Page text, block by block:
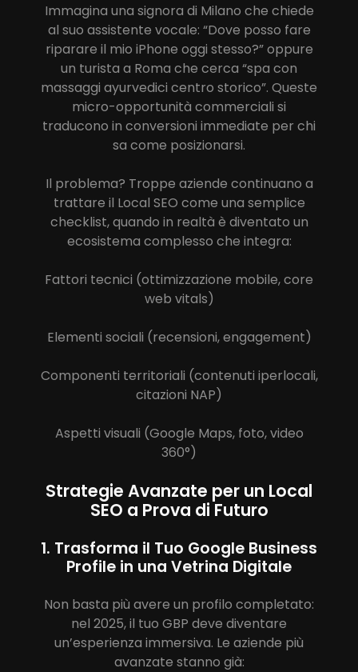
Immagina una signora di Milano che chiede
al suo assistente vocale: “Dove posso fare
riparare il mio iPhone oggi stesso?” oppure
un turista a Roma che cerca “spa con
massaggi ayurvedici centro storico”. Queste
micro-opportunità commerciali si
traducono in conversioni immediate per chi
sa come posizionarsi.
Il problema? Troppe aziende continuano a
trattare il Local SEO come una semplice
checklist, quando in realtà è diventato un
ecosistema complesso che integra:
Fattori tecnici (ottimizzazione mobile, core
web vitals)
Elementi sociali (recensioni, engagement)
Componenti territoriali (contenuti iperlocali,
citazioni NAP)
Aspetti visuali (Google Maps, foto, video
360°)
Strategie Avanzate per un Local
SEO a Prova di Futuro
1. Trasforma il Tuo Google Business
Profile in una Vetrina Digitale
Non basta più avere un profilo completato:
nel 2025, il tuo GBP deve diventare
un’esperienza immersiva. Le aziende più
avanzate stanno già: